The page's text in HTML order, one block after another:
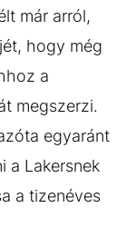
már arról,
hogy még
a
megszerzi.
egyaránt
a Lakersnek
a tizenéves